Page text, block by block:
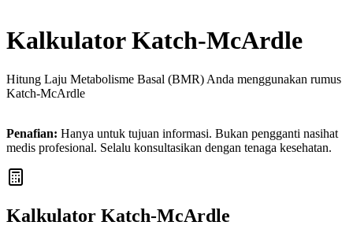
Kalkulator Katch-McArdle
Hitung Laju Metabolisme Basal (BMR) Anda menggunakan rumus
Katch-McArdle
Penafian: Hanya untuk tujuan informasi. Bukan pengganti nasihat
medis profesional. Selalu konsultasikan dengan tenaga kesehatan.
Kalkulator Katch-McArdle